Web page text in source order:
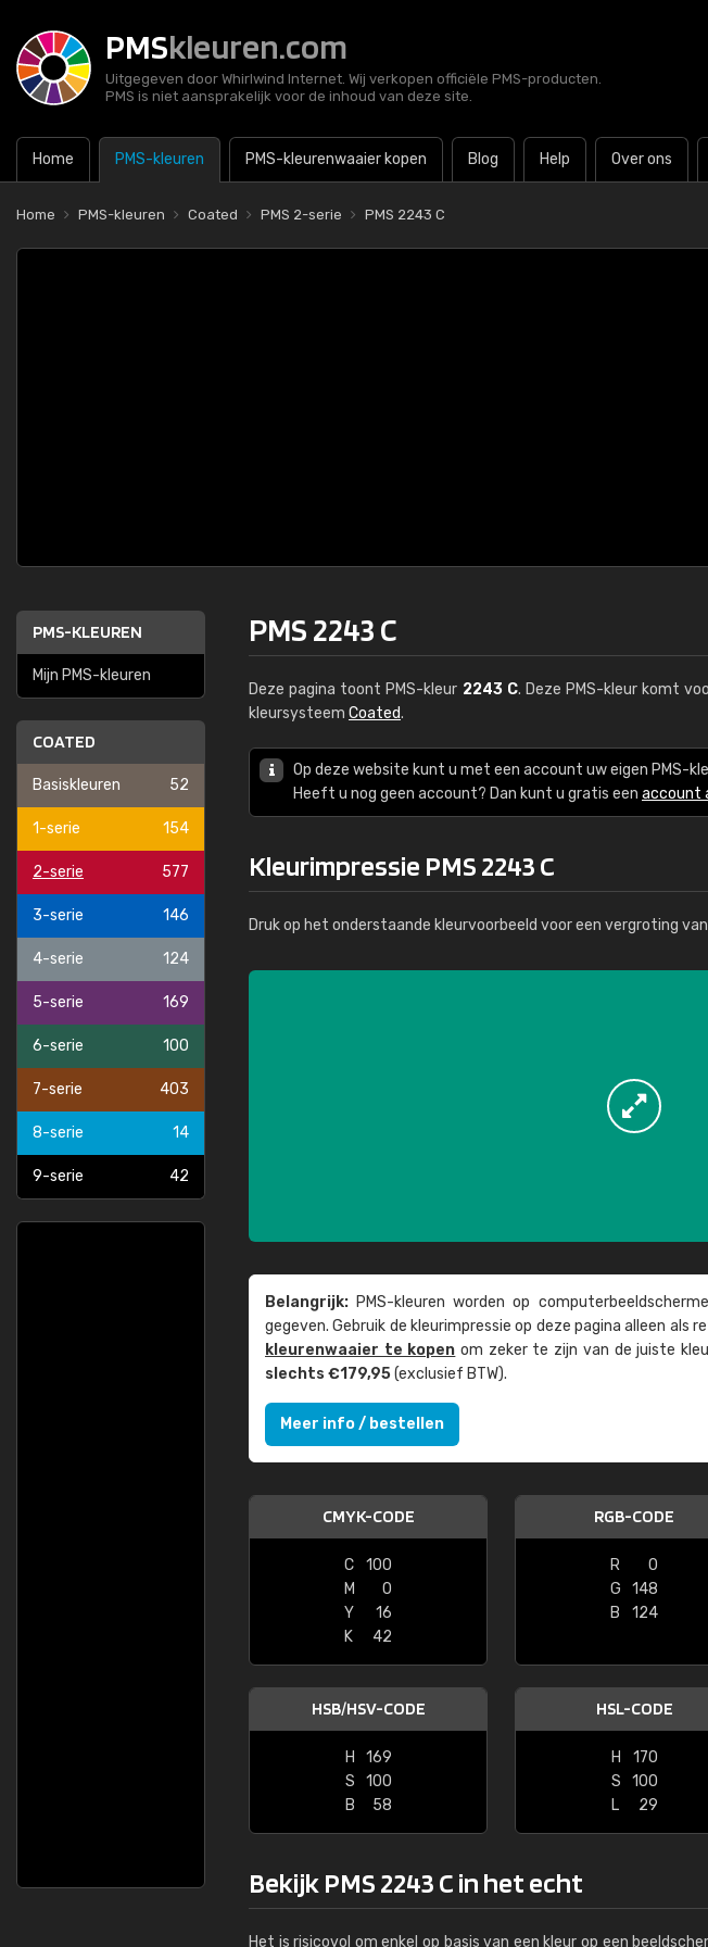
PMSkleuren.com
Uitgegeven door Whirlwind Internet. Wij verkopen officiële PMS-producten.
PMS is niet aansprakelijk voor de inhoud van deze site.
Home PMS-kleuren PMS-kleurenwaaier kopen Blog Help Over ons
Home PMS-kleuren Coated PMS 2-serie PMS 2243 C
PMS-KLEUREN
Mijn PMS-kleuren
COATED
Basiskleuren 52
1-serie 154
2-serie 577
3-serie 146
4-serie 124
5-serie 169
6-serie 100
7-serie 403
8-serie 14
9-serie 42
PMS 2243 C
Deze pagina toont PMS-kleur 2243 C. Deze PMS-kleur komt
kleursysteem Coated.
Op deze website kunt u met een account uw eigen PMS-
Heeft u nog geen account? Dan kunt u gratis een account
Kleurimpressie PMS 2243 C
Druk op het onderstaande kleurvoorbeeld voor een vergroting
Belangrijk: PMS-kleuren worden op
gegeven. Gebruik de kleur­impressie op deze pagina alleen als
kleuren­waaier te kopen om zeker te zijn van de juiste
slechts €179,95(exclusief BTW).
Meer info / bestellen
CMYK-CODE
C
100
M
0
Y
16
K
42
RGB-CODE
R
0
G
148
B
124
HSB/HSV-CODE
H
169
S
100
B
58
HSL-CODE
H
170
S
100
L
29
Bekijk PMS 2243 C in het echt
Het is risicovol om enkel op basis van een kleur op een